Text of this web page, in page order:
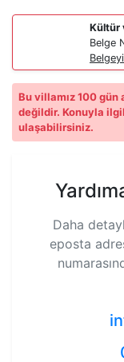
Kültür
Belge
Bu villamız 100
değildir. Konuyla
ulaşabilirsiniz.
Daha
eposta